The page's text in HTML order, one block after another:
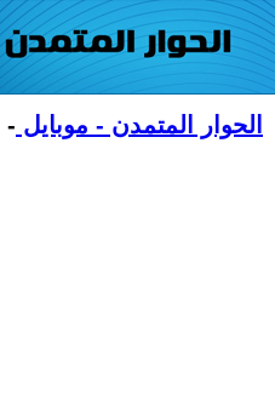
الحوار المتمدن - موبايل -